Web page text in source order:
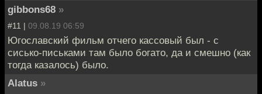
gibbons68 »
#11 | 09.08.19 06:59
Югославский фильм отчего кассовый был - с
сисько-письками там было богато, да и смешно (как
тогда казалось) было.
Alatus »